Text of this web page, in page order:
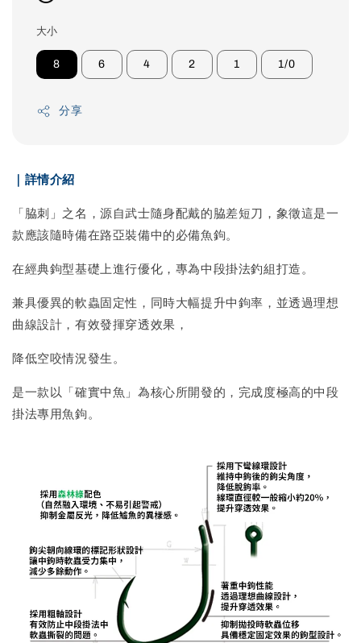
大小
8 6 4 2 1 1/0
分享
｜詳情介紹
「脇刺」之名，源自武士隨身配戴的脇差短刀，象徵這是一
款應該隨時備在路亞裝備中的必備魚鉤。
在經典鉤型基礎上進行優化，專為中段掛法釣組打造。
兼具優異的軟蟲固定性，同時大幅提升中鉤率，並透過理想
曲線設計，有效發揮穿透效果，
降低空咬情況發生。
是一款以「確實中魚」為核心所開發的，完成度極高的中段
掛法專用魚鉤。